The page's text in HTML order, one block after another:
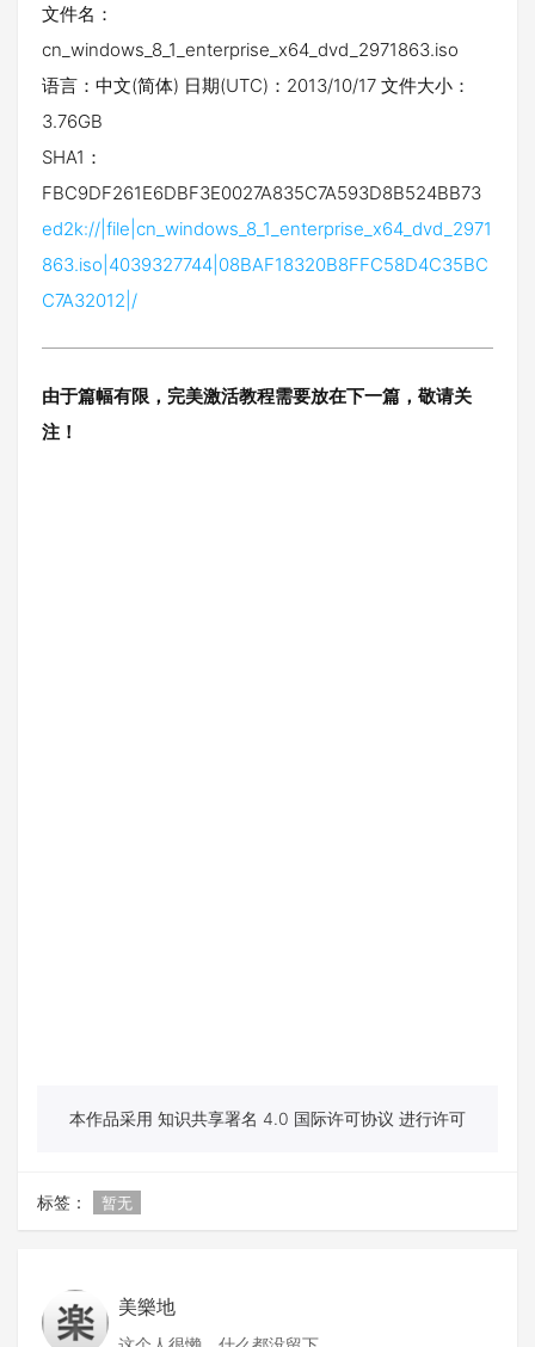
文件名：
cn_windows_8_1_enterprise_x64_dvd_2971863.iso
语言：中文(简体) 日期(UTC)：2013/10/17 文件大小：
3.76GB
SHA1：
FBC9DF261E6DBF3E0027A835C7A593D8B524BB73
ed2k://|file|cn_windows_8_1_enterprise_x64_dvd_2971
863.iso|4039327744|08BAF18320B8FFC58D4C35BC
C7A32012|/
由于篇幅有限，完美激活教程需要放在下一篇，敬请关
注！
本作品采用 知识共享署名 4.0 国际许可协议 进行许可
标签： 暂无
美樂地